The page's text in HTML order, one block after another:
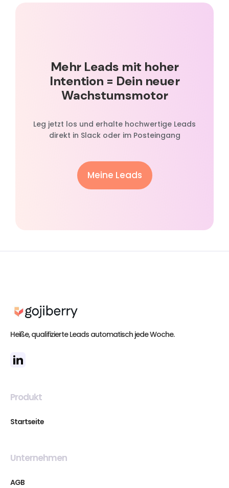
Mehr Leads mit hoher
Intention = Dein neuer
Wachstumsmotor
Leg jetzt los und erhalte hochwertige Leads
direkt in Slack oder im Posteingang
Meine Leads
Heiße, qualifizierte Leads automatisch jede Woche.
Produkt
Startseite
Unternehmen
AGB